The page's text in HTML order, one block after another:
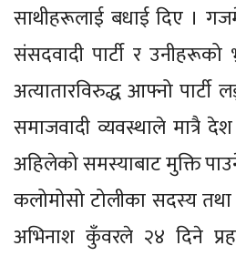
साथीहरूलाई बधाई दिए ।
संसदवादी पार्टी र उनीहरूको
अत्यातारविरुद्ध आफ्नो पार्टी
समाजवादी व्यवस्थाले मात्रै
अहिलेको समस्याबाट मुक्ति
कलोमोसो टोलीका सदस्य तथा
अभिनाश कुँवरले २४ दिने